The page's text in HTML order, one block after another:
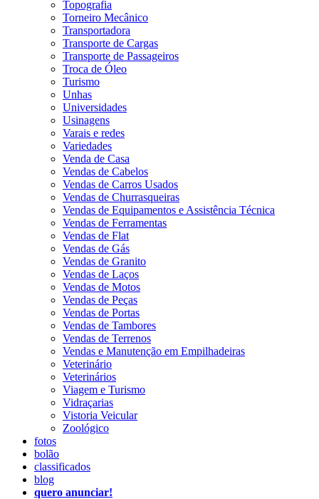
Topografia
Torneiro Mecânico
Transportadora
Transporte de Cargas
Transporte de Passageiros
Troca de Óleo
Turismo
Unhas
Universidades
Usinagens
Varais e redes
Variedades
Venda de Casa
Vendas de Cabelos
Vendas de Carros Usados
Vendas de Churrasqueiras
Vendas de Equipamentos e Assistência Técnica
Vendas de Ferramentas
Vendas de Flat
Vendas de Gás
Vendas de Granito
Vendas de Laços
Vendas de Motos
Vendas de Peças
Vendas de Portas
Vendas de Tambores
Vendas de Terrenos
Vendas e Manutenção em Empilhadeiras
Veterinário
Veterinários
Viagem e Turismo
Vidraçarias
Vistoria Veicular
Zoológico
fotos
bolão
classificados
blog
quero anunciar!